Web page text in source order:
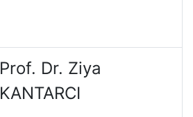
Prof. Dr. Ziya
KANTARCI